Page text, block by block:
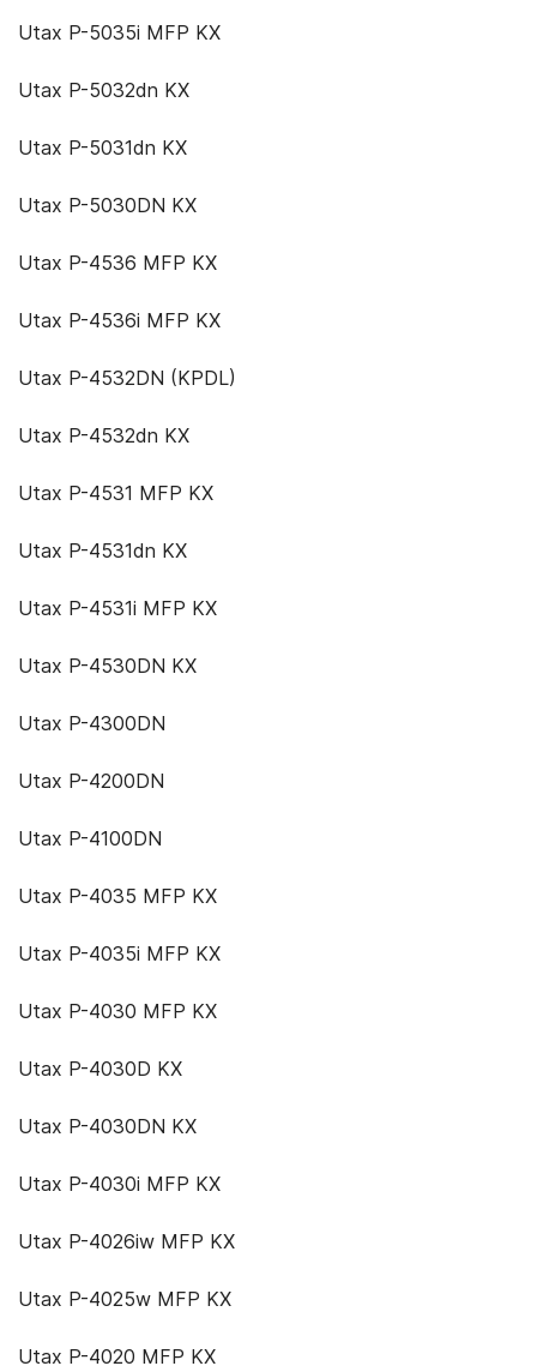
Utax P-5035i MFP KX
Utax P-5032dn KX
Utax P-5031dn KX
Utax P-5030DN KX
Utax P-4536 MFP KX
Utax P-4536i MFP KX
Utax P-4532DN (KPDL)
Utax P-4532dn KX
Utax P-4531 MFP KX
Utax P-4531dn KX
Utax P-4531i MFP KX
Utax P-4530DN KX
Utax P-4300DN
Utax P-4200DN
Utax P-4100DN
Utax P-4035 MFP KX
Utax P-4035i MFP KX
Utax P-4030 MFP KX
Utax P-4030D KX
Utax P-4030DN KX
Utax P-4030i MFP KX
Utax P-4026iw MFP KX
Utax P-4025w MFP KX
Utax P-4020 MFP KX